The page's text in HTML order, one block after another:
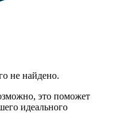
не найдено.
это поможет
идеального